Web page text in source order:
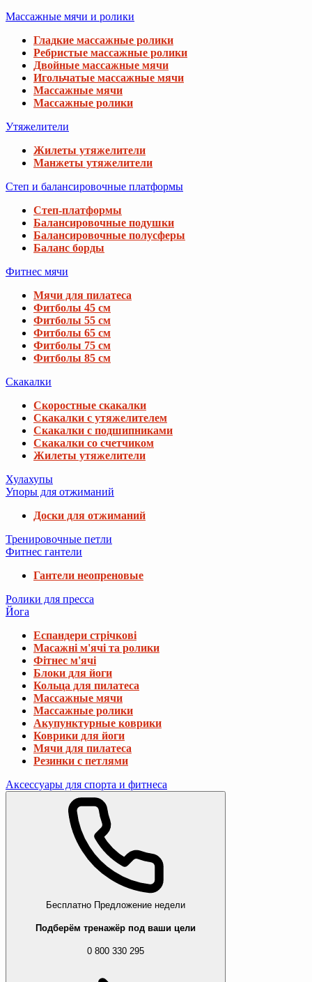
Массажные мячи и ролики
Гладкие массажные ролики
Ребристые массажные ролики
Двойные массажные мячи
Игольчатые массажные мячи
Массажные мячи
Массажные ролики
Утяжелители
Жилеты утяжелители
Манжеты утяжелители
Степ и балансировочные платформы
Степ-платформы
Балансировочные подушки
Балансировочные полусферы
Баланс борды
Фитнес мячи
Мячи для пилатеса
Фитболы 45 см
Фитболы 55 см
Фитболы 65 см
Фитболы 75 см
Фитболы 85 см
Скакалки
Скоростные скакалки
Скакалки с утяжелителем
Скакалки с подшипниками
Скакалки со счетчиком
Жилеты утяжелители
Хулахупы
Упоры для отжиманий
Доски для отжиманий
Тренировочные петли
Фитнес гантели
Гантели неопреновые
Ролики для пресса
Йога
Еспандери стрічкові
Масажні м'ячі та ролики
Фітнес м'ячі
Блоки для йоги
Кольца для пилатеса
Массажные мячи
Массажные ролики
Акупунктурные коврики
Коврики для йоги
Мячи для пилатеса
Резинки с петлями
Аксессуары для спорта и фитнеса
Бесплатно Предложение недели
Подберём тренажёр под ваши цели
0 800 330 295